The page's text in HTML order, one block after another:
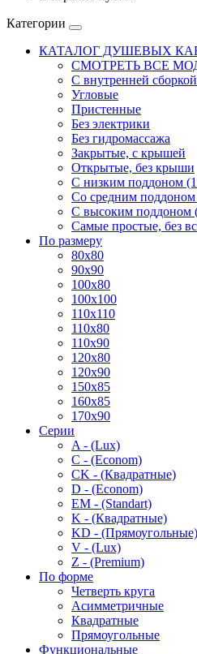
Категории
КАТАЛОГ ДУШЕВЫХ
СМОТРЕТЬ ВСЕ
С внутренней
Угловые
Пристенные
Без электрики
Без гидромассажа
Закрытые, с крышей
Открытые, без крыши
С низким поддоном
Со средним
С высоким поддоном
Самые простые, без
По размеру
80x80
90x90
100x80
100x100
110x110
110x80
110x90
120x80
120x90
150x85
160x85
170x90
Серии
A - (Lux)
C - (Econom)
CK - (Квадратные)
D - (Econom)
EM - (Standart)
K - (Квадратные)
KD - (Прямоугольные)
V - (Lux)
Z - (Premium)
По форме
Четверть круга
Асимметричные
Квадратные
Прямоугольные
Функциональные